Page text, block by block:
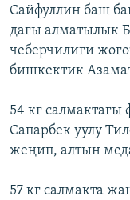
Сайфуллин баш
дагы алматылык
чеберчилиги
бишкектик
54 кг
Сапарбек уулу
жеңип, алтын
57 кг салмакта